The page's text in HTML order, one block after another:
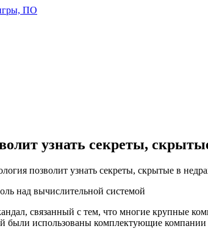
узнать секреты,
позволит узнать секреты, скрытые в
связанный с тем, что многие крупные
были использованы комплектующие